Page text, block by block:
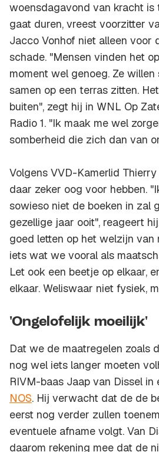
woensdagavond van kracht is
gaat duren, vreest voorzitter
Jacco Vonhof niet alleen voor
schade. "Mensen vinden het
moment wel genoeg. Ze
samen op een terras zitten.
buiten", zegt hij in WNL Op
Radio 1. "Ik maak me wel
somberheid die zich dan van
Volgens VVD-Kamerlid
daar zeker oog voor hebben.
sowieso niet de boeken in zal
gezellige jaar ooit", reageert
goed letten op het welzijn van
iets wat we vooral als
Let ook een beetje op elkaar,
elkaar. Weliswaar niet fysiek,
'Ongelofelijk moeilijk'
Dat we de maatregelen zoals
nog wel iets langer moeten
RIVM-baas Jaap van Dissel in
NOS. Hij verwacht dat de de
eerst nog verder zullen
eventuele afname volgt. Van
daarom rekening mee dat de